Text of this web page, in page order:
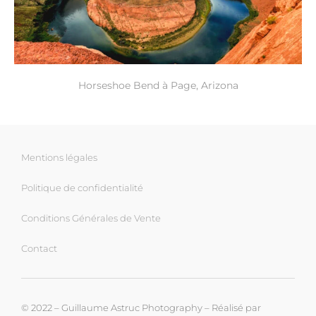
Horseshoe Bend à Page, Arizona
Mentions légales
Politique de confidentialité
Conditions Générales de Vente
Contact
© 2022 – Guillaume Astruc Photography – Réalisé par